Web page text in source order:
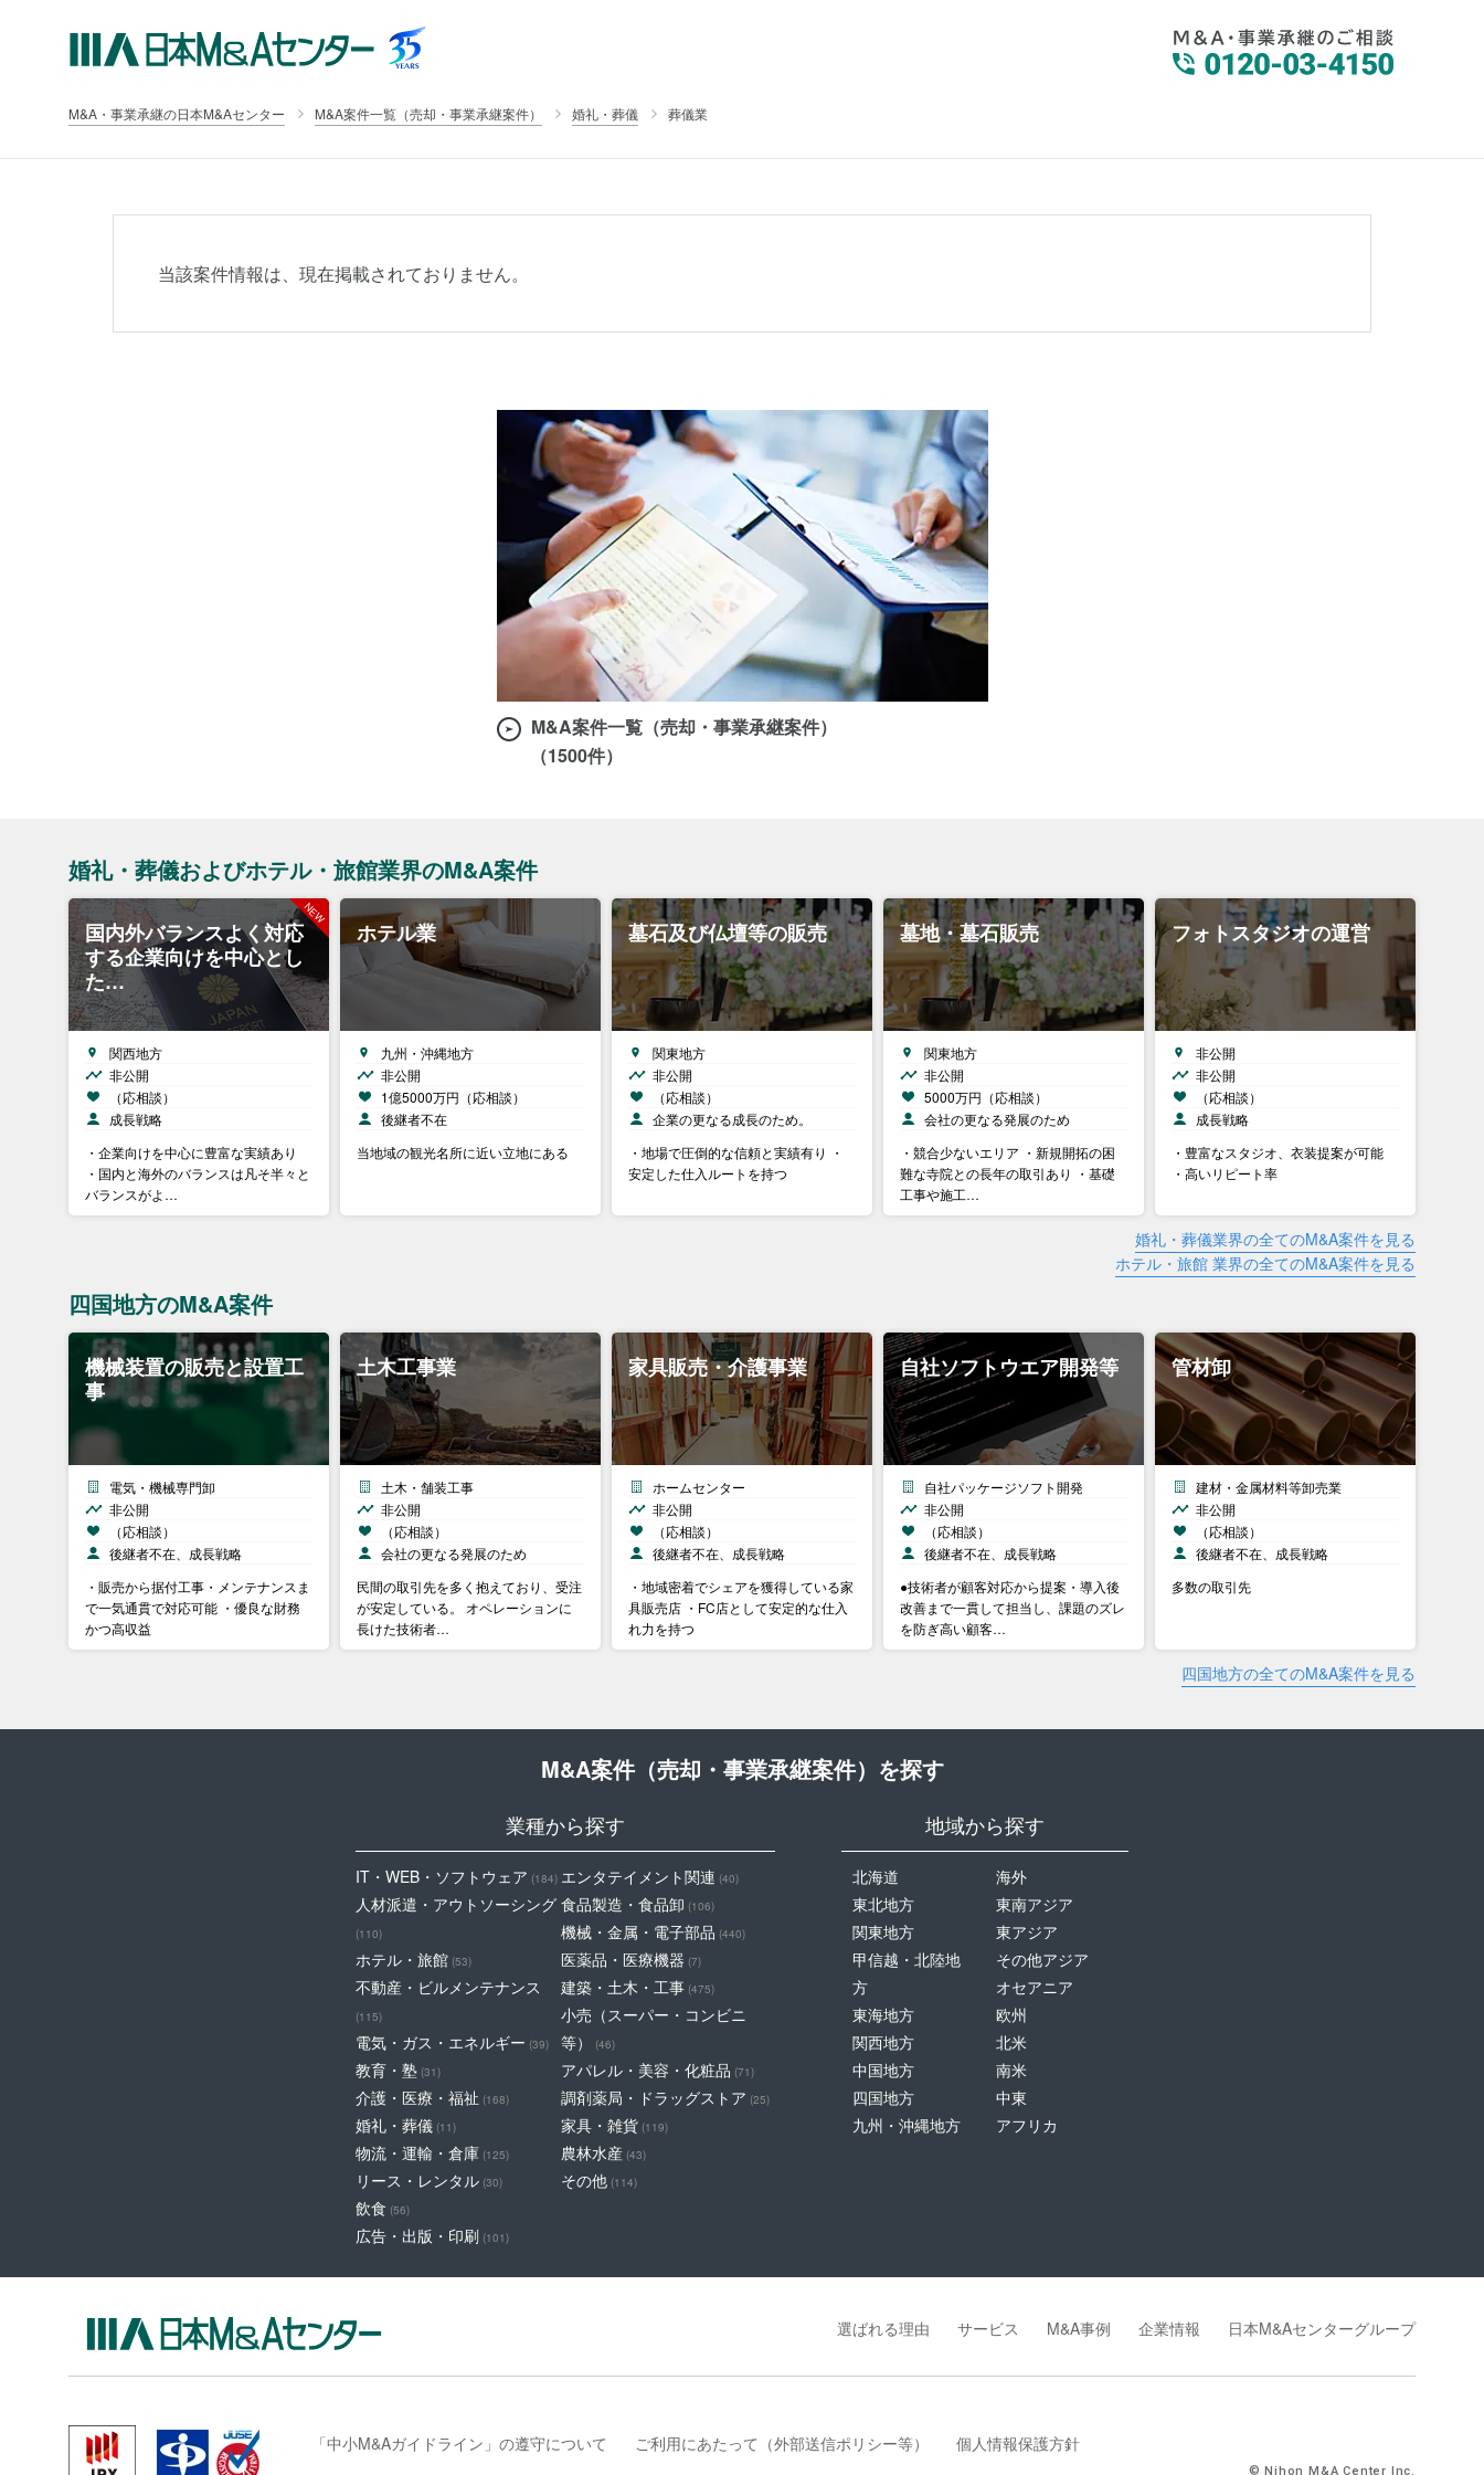
M&A・事業承継の日本M&Aセンター M&A案件一覧（売却・事業承継案件） 婚礼・葬儀 葬儀業
当該案件情報は、現在掲載されておりません。
M&A案件一覧（売却・事業承継案件）
（1500件）
婚礼・葬儀およびホテル・旅館業界のM&A案件
国内外バランスよく対応
する企業向けを中心とし
た…
関西地方
非公開
（応相談）
成長戦略
・企業向けを中心に豊富な実績あり
・国内と海外のバランスは凡そ半々と
バランスがよ…
ホテル業
九州・沖縄地方
非公開
1億5000万円（応相談）
後継者不在
当地域の観光名所に近い立地にある
墓石及び仏壇等の販売
関東地方
非公開
（応相談）
企業の更なる成長のため。
・地場で圧倒的な信頼と実績有り ・
安定した仕入ルートを持つ
墓地・墓石販売
関東地方
非公開
5000万円（応相談）
会社の更なる発展のため
・競合少ないエリア ・新規開拓の困
難な寺院との長年の取引あり ・基礎
工事や施工…
フォトスタジオの運営
非公開
非公開
（応相談）
成長戦略
・豊富なスタジオ、衣装提案が可能
・高いリピート率
婚礼・葬儀業界の全てのM&A案件を見る
ホテル・旅館 業界の全てのM&A案件を見る
四国地方のM&A案件
機械装置の販売と設置工
事
電気・機械専門卸
非公開
（応相談）
後継者不在、成長戦略
・販売から据付工事・メンテナンスま
で一気通貫で対応可能 ・優良な財務
かつ高収益
土木工事業
土木・舗装工事
非公開
（応相談）
会社の更なる発展のため
民間の取引先を多く抱えており、受注
が安定している。 オペレーションに
長けた技術者…
家具販売・介護事業
ホームセンター
非公開
（応相談）
後継者不在、成長戦略
・地域密着でシェアを獲得している家
具販売店 ・FC店として安定的な仕入
れ力を持つ
自社ソフトウエア開発等
自社パッケージソフト開発
非公開
（応相談）
後継者不在、成長戦略
●技術者が顧客対応から提案・導入後
改善まで一貫して担当し、課題のズレ
を防ぎ高い顧客…
管材卸
建材・金属材料等卸売業
非公開
（応相談）
後継者不在、成長戦略
多数の取引先
四国地方の全てのM&A案件を見る
M&A案件（売却・事業承継案件）を探す
業種から探す
IT・WEB・ソフトウェア (184)
人材派遣・アウトソーシング
(110)
ホテル・旅館 (53)
不動産・ビルメンテナンス
(115)
電気・ガス・エネルギー (39)
教育・塾 (31)
介護・医療・福祉 (168)
婚礼・葬儀 (11)
物流・運輸・倉庫 (125)
リース・レンタル (30)
飲食 (56)
広告・出版・印刷 (101)
エンタテイメント関連 (40)
食品製造・食品卸 (106)
機械・金属・電子部品 (440)
医薬品・医療機器 (7)
建築・土木・工事 (475)
小売（スーパー・コンビニ
等）
(46)
アパレル・美容・化粧品 (71)
調剤薬局・ドラッグストア (25)
家具・雑貨 (119)
農林水産 (43)
その他 (114)
地域から探す
北海道
東北地方
関東地方
甲信越・北陸地
方
東海地方
関西地方
中国地方
四国地方
九州・沖縄地方
海外
東南アジア
東アジア
その他アジア
オセアニア
欧州
北米
南米
中東
アフリカ
選ばれる理由 サービス M&A事例 企業情報 日本M&Aセンターグループ
「中小M&Aガイドライン」の遵守について ご利用にあたって（外部送信ポリシー等） 個人情報保護方針
© Nihon M&A Center Inc.